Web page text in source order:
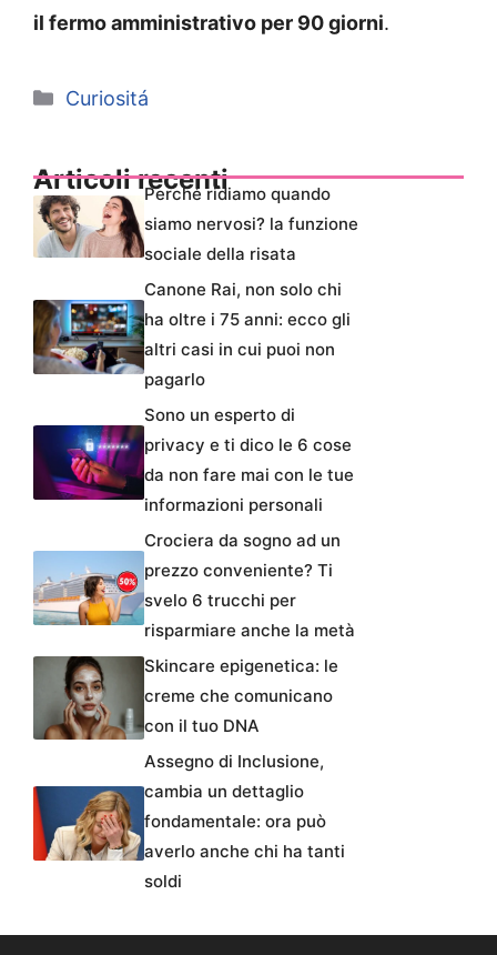
il fermo amministrativo per 90 giorni.
Categorie
Curiositá
Articoli recentiPerché ridiamo quando
siamo nervosi? la funzione
sociale della risata
Canone Rai, non solo chi
ha oltre i 75 anni: ecco gli
altri casi in cui puoi non
pagarlo
Sono un esperto di
privacy e ti dico le 6 cose
da non fare mai con le tue
informazioni personali
Crociera da sogno ad un
prezzo conveniente? Ti
svelo 6 trucchi per
risparmiare anche la metà
Skincare epigenetica: le
creme che comunicano
con il tuo DNA
Assegno di Inclusione,
cambia un dettaglio
fondamentale: ora può
averlo anche chi ha tanti
soldi